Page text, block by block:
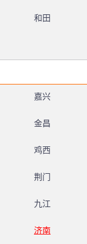
和田
嘉兴
金昌
鸡西
荆门
九江
济南